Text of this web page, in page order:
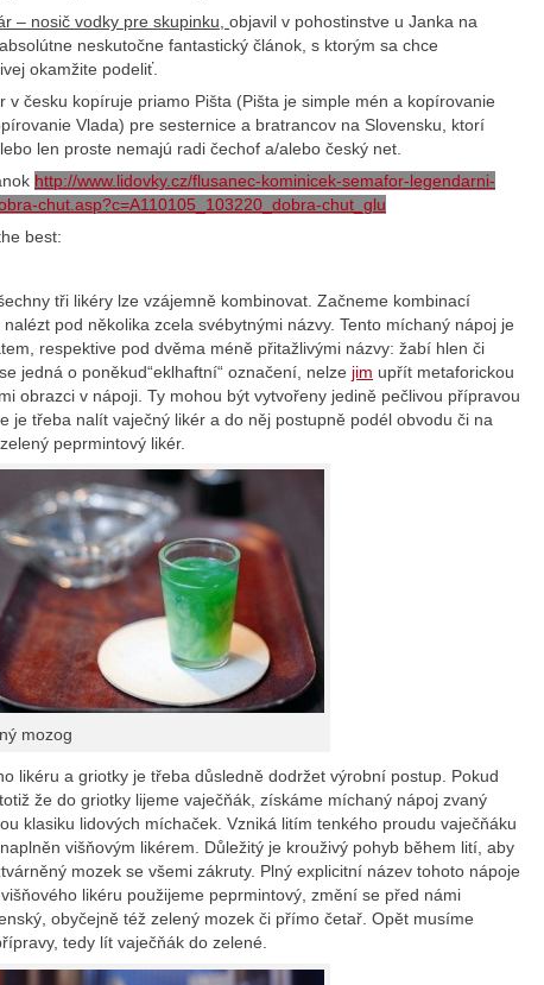
– nosič vodky pre skupinku, objavil v pohostinstve u Janka na
neskutočne fantastický článok, s ktorým sa chce
okamžite podeliť.
v česku kopíruje priamo Pišta (Pišta je simple mén a kopírovanie
Vlada) pre sesternice a bratrancov na Slovensku, ktorí
len proste nemajú radi čechof a/alebo český net.
http://www.lidovky.cz/flusanec-kominicek-semafor-legendarni-
chut.asp?c=A110105_103220_dobra-chut_glu
best:
tři likéry lze vzájemně kombinovat. Začneme kombinací
pod několika zcela svébytnými názvy. Tento míchaný nápoj je
respektive pod dvěma méně přitažlivými názvy: žabí hlen či
jedná o poněkud“eklhaftní“ označení, nelze jim upřít metaforickou
obrazci v nápoji. Ty mohou být vytvořeny jedině pečlivou přípravou
je třeba nalít vaječný likér a do něj postupně podél obvodu či na
peprmintový likér.
mozog
likéru a griotky je třeba důsledně dodržet výrobní postup. Pokud
že do griotky lijeme vaječňák, získáme míchaný nápoj zvaný
klasiku lidových míchaček. Vzniká litím tenkého proudu vaječňáku
višňovým likérem. Důležitý je krouživý pohyb během lití, aby
mozek se všemi zákruty. Plný explicitní název tohoto nápoje
likéru použijeme peprmintový, změní se před námi
obyčejně též zelený mozek či přímo četař. Opět musíme
tedy lít vaječňák do zelené.